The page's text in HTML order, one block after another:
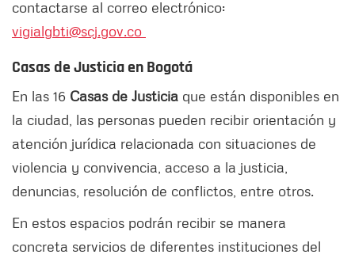
contactarse al correo electrónico:
vigialgbti@scj.gov.co
Casas de Justicia en Bogotá
En las 16 Casas de Justicia que están disponibles en
la ciudad, las personas pueden recibir orientación y
atención jurídica relacionada con situaciones de
violencia y convivencia, acceso a la justicia,
denuncias, resolución de conflictos, entre otros.
En estos espacios podrán recibir se manera
concreta servicios de diferentes instituciones del